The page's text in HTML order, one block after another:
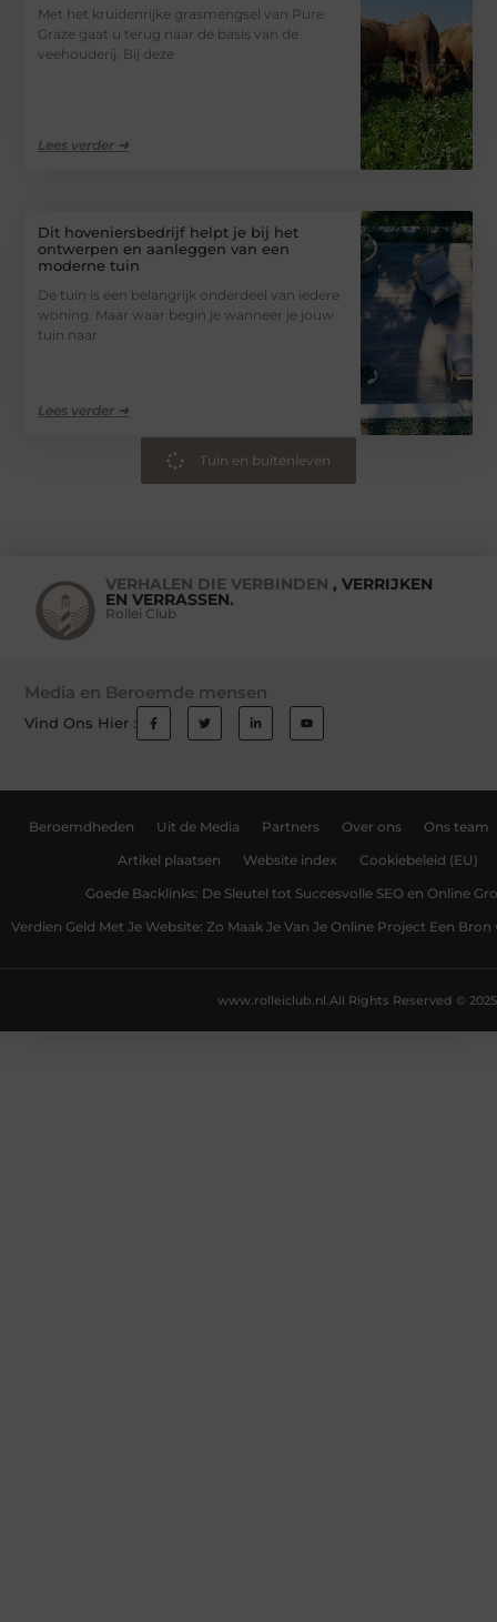
Met het kruidenrijke grasmengsel van Pure
Graze gaat u terug naar de basis van de
veehouderij. Bij deze
Lees verder ➜
Dit hoveniersbedrijf helpt je bij het
ontwerpen en aanleggen van een
moderne tuin
De tuin is een belangrijk onderdeel van iedere
woning. Maar waar begin je wanneer je jouw
tuin naar
Lees verder ➜
Tuin en buitenleven
VERHALEN DIE VERBINDEN , VERRIJKEN
EN VERRASSEN.
Rollei Club
Media en Beroemde mensen
Vind Ons Hier :
Beroemdheden Uit de Media Partners Over ons Ons team
Artikel plaatsen Website index Cookiebeleid (EU)
Goede Backlinks: De Sleutel tot Succesvolle SEO en Online
Verdien Geld Met Je Website: Zo Maak Je Van Je Online Project Een
All Rights Reserved © 2025
www.rolleiclub.nl.